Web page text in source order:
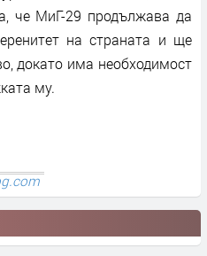
че МиГ-29 продължава да
на страната и ще
докато има необходимост
му.